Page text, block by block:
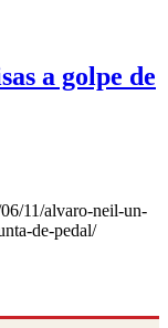
a golpe de
11/alvaro-neil-un-
de-pedal/